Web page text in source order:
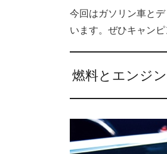
今回はガソリン車と
います。ぜひキャン
燃料とエンジ